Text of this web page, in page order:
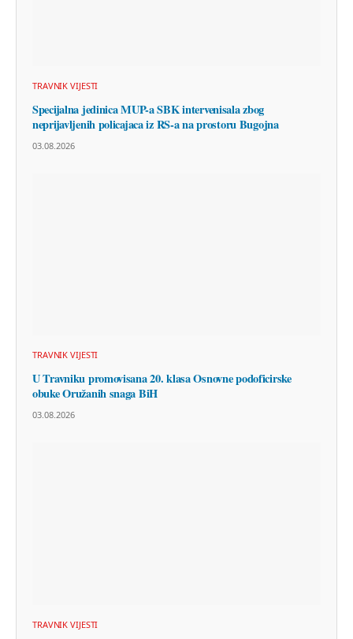
TRAVNIK VIJESTI
Specijalna jedinica MUP-a SBK intervenisala zbog
neprijavljenih policajaca iz RS-a na prostoru Bugojna
03.08.2026
TRAVNIK VIJESTI
U Travniku promovisana 20. klasa Osnovne podoficirske
obuke Oružanih snaga BiH
03.08.2026
TRAVNIK VIJESTI